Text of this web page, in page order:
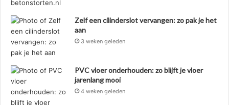
Zelf een cilinderslot vervangen: zo pak je het
aan
3 weken geleden
PVC vloer onderhouden: zo blijft je vloer
jarenlang mooi
4 weken geleden